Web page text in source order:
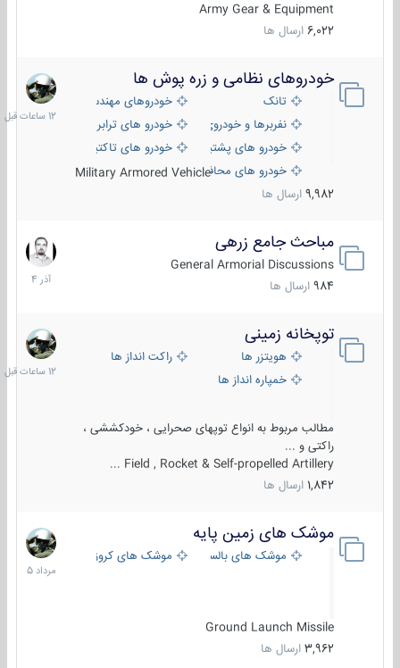
Army Gear & Equipment
6,022 ارسال ها
خودروهای نظامی و زره پوش ها
تانک
خودروهای مهندسی
نفربرها و خودروی های رزمی پیاده نظام
خودرو های ترابری نظامی
خودرو های پشتیبانی آتش ، شناسایی و ضد تانک
خودرو های تاکتیکی نظامی
خودرو های محافظت شدهMilitary Armored Vehicle
9,982 ارسال ها
12
ساعات
قبل
مباحث جامع زرهی
General Armorial Discussions
984 ارسال ها
7
آذر
1404
توپخانه زمینی
هویتزر ها
راکت انداز ها
خمپاره انداز ها
مطالب مربوط به انواع توپهای صحرایی ، خودکششی ،
راکتی و ...
Field , Rocket & Self-propelled Artillery ...
1,842 ارسال ها
12
ساعات
قبل
موشک های زمین پایه
موشک های بالستیک موشک های کروز
Ground Launch Missile
3,962 ارسال ها
2
مرداد
1405